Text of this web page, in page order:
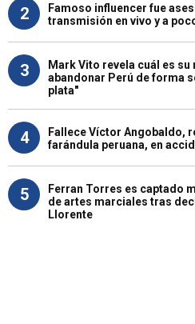
2
Famoso influencer fue
transmisión en vivo y a
3
Mark Vito revela cuál es
abandonar Perú de forma
plata"
4
Fallece Víctor Angobaldo,
farándula peruana, en
5
Ferran Torres es captado
de artes marciales tras
Llorente